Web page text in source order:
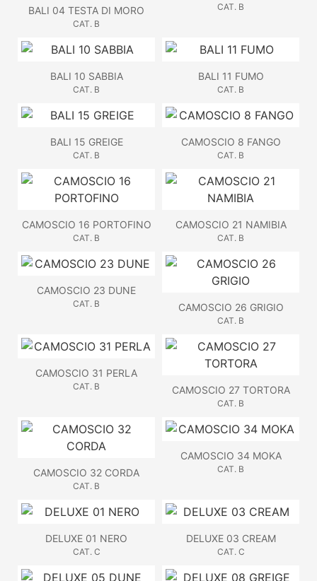
BALI 04 TESTA DI MORO
CAT. B
CAT. B
BALI 10 SABBIA
CAT. B
BALI 11 FUMO
CAT. B
BALI 15 GREIGE
CAT. B
CAMOSCIO 8 FANGO
CAT. B
CAMOSCIO 16 PORTOFINO
CAT. B
CAMOSCIO 21 NAMIBIA
CAT. B
CAMOSCIO 23 DUNE
CAT. B CAMOSCIO 26 GRIGIO
CAT. B
CAMOSCIO 31 PERLA
CAT. B CAMOSCIO 27 TORTORA
CAT. B
CAMOSCIO 32 CORDA
CAT. B
CAMOSCIO 34 MOKA
CAT. B
DELUXE 01 NERO
CAT. C
DELUXE 03 CREAM
CAT. C